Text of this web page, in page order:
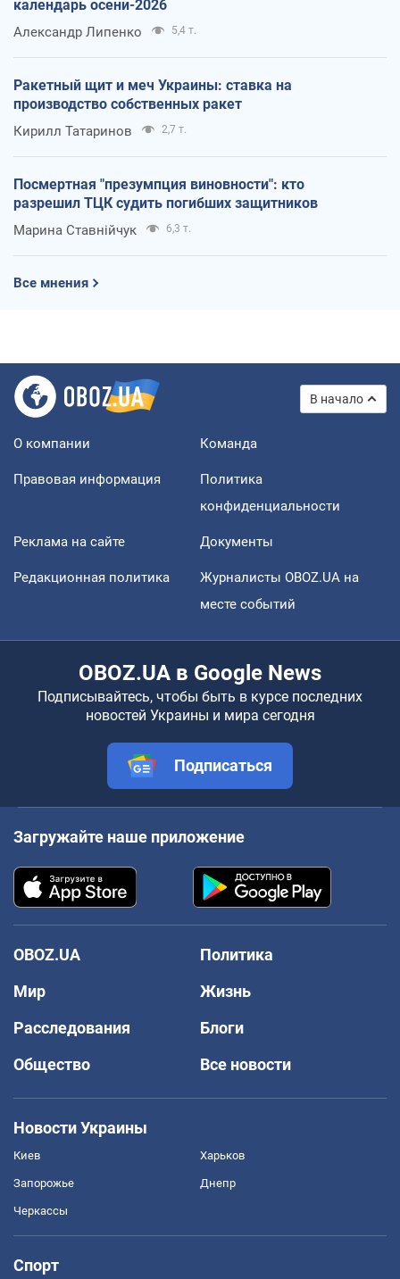
календарь осени-2026
Александр Липенко 5,4 т.
Ракетный щит и меч Украины: ставка на
производство собственных ракет
Кирилл Татаринов 2,7 т.
Посмертная "презумпция виновности": кто
разрешил ТЦК судить погибших защитников
Марина Ставнійчук 6,3 т.
Все мнения
В начало
О компании Команда
Правовая информация
Политика
конфиденциальности
Реклама на сайте Документы
Редакционная политика
Журналисты OBOZ.UA на
месте событий
OBOZ.UA в Google News
Подписывайтесь, чтобы быть в курсе последних
новостей Украины и мира сегодня
Подписаться
Загружайте наше приложение
OBOZ.UA
Политика
Мир
Жизнь
Расследования
Блоги
Общество
Все новости
Новости Украины
Киев Харьков
Запорожье Днепр
Черкассы
Спорт